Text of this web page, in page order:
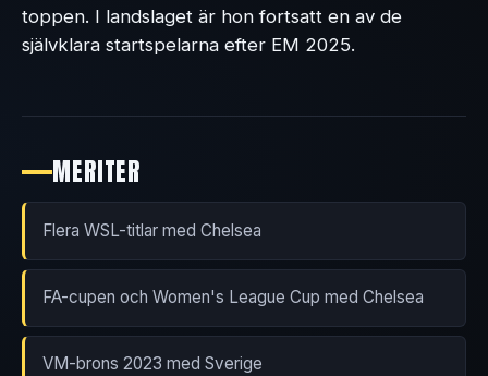
toppen. I landslaget är hon fortsatt en av de
självklara startspelarna efter EM 2025.
MERITER
Flera WSL-titlar med Chelsea
FA-cupen och Women's League Cup med Chelsea
VM-brons 2023 med Sverige